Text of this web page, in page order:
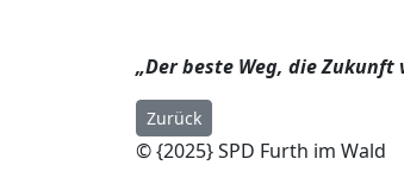
„Der beste Weg, die
Vorheriger Beitrag: Die "kleine
Zurück
© {2025} SPD Furth im Wald